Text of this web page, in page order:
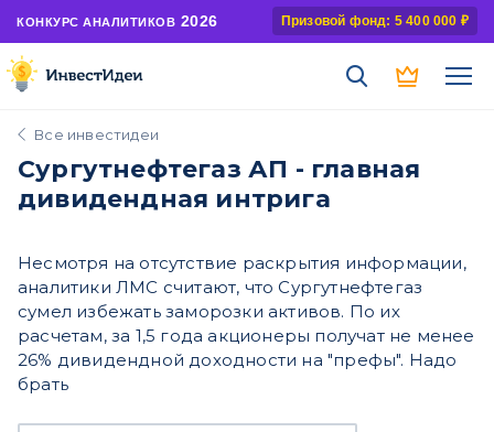
КОНКУРС АНАЛИТИКОВ 2026 Призовой фонд: 5 400 000 ₽
Все инвестидеи
Сургутнефтегаз АП - главная
дивидендная интрига
Несмотря на отсутствие раскрытия информации,
аналитики ЛМС считают, что Сургутнефтегаз
сумел избежать заморозки активов. По их
расчетам, за 1,5 года акционеры получат не менее
26% дивидендной доходности на "префы". Надо
брать